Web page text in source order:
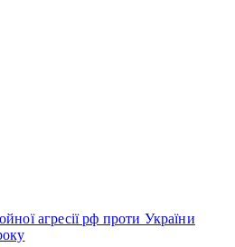
агресії рф проти України